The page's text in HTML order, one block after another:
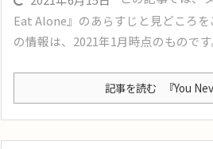
Eat Alone』のあらすじと見どころ
の情報は、2021年1月時点のもので
記事を読む 『You